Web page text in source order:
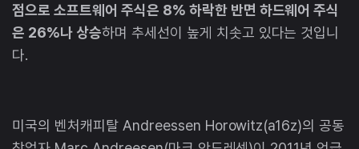
점으로 소프트웨어 주식은 8% 하락한 반면 하드웨어 주식
은 26%나 상승하며 추세선이 높게 치솟고 있다는 것입니
다.
미국의 벤처캐피탈 Andreessen Horowitz(a16z)의 공동